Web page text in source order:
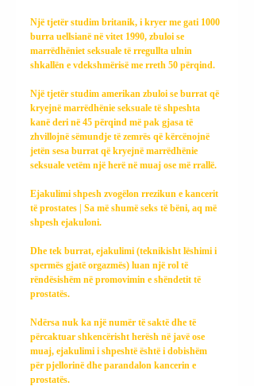
Një tjetër studim britanik, i kryer me gati 1000
burra uellsianë në vitet 1990, zbuloi se
marrëdhëniet seksuale të rregullta ulnin
shkallën e vdekshmërisë me rreth 50 përqind.
Një tjetër studim amerikan zbuloi se burrat që
kryejnë marrëdhënie seksuale të shpeshta
kanë deri në 45 përqind më pak gjasa të
zhvillojnë sëmundje të zemrës që kërcënojnë
jetën sesa burrat që kryejnë marrëdhënie
seksuale vetëm një herë në muaj ose më rrallë.
Ejakulimi shpesh zvogëlon rrezikun e kancerit
të prostates | Sa më shumë seks të bëni, aq më
shpesh ejakuloni.
Dhe tek burrat, ejakulimi (teknikisht lëshimi i
spermës gjatë orgazmës) luan një rol të
rëndësishëm në promovimin e shëndetit të
prostatës.
Ndërsa nuk ka një numër të saktë dhe të
përcaktuar shkencërisht herësh në javë ose
muaj, ejakulimi i shpeshtë është i dobishëm
për pjellorinë dhe parandalon kancerin e
prostatës.